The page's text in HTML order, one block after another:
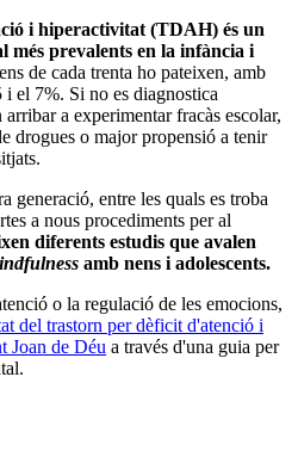
i hiperactivitat (TDAH) és un
més prevalents en la infància i
de cada trenta ho pateixen, amb
el 7%. Si no es diagnostica
a experimentar fracàs escolar,
drogues o major propensió a tenir
generació, entre les quals es troba
a nous procediments per al
diferents estudis que avalen
amb nens i adolescents.
o la regulació de les emocions,
del trastorn per dèficit d'atenció i
Joan de Déu a través d'una guia per